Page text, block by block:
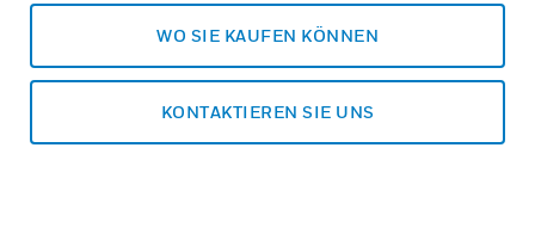
WO SIE KAUFEN KÖNNEN
KONTAKTIEREN SIE UNS